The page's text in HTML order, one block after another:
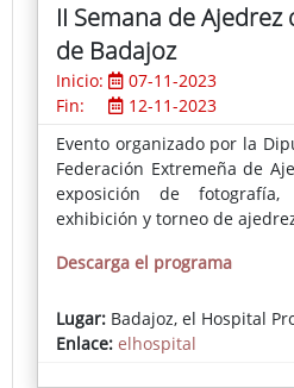
II Semana de
de Badajoz
Inicio:
07-11-2023
Fin:
12-11-2023
Evento organizado por la
Federación Extremeña de
exposición de fotografía,
exhibición y torneo de
Descarga el programa
Lugar: Badajoz, el Hospital
Enlace: elhospital